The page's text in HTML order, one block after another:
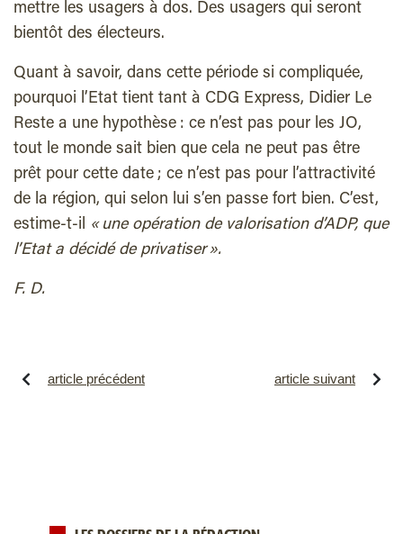
mettre les usagers à dos. Des usagers qui seront
bientôt des électeurs.
Quant à savoir, dans cette période si compliquée,
pourquoi l’Etat tient tant à CDG Express, Didier Le
Reste a une hypothèse : ce n’est pas pour les JO,
tout le monde sait bien que cela ne peut pas être
prêt pour cette date ; ce n’est pas pour l’attractivité
de la région, qui selon lui s’en passe fort bien. C’est,
estime-t-il « une opération de valorisation d’ADP, que
l’Etat a décidé de privatiser ».
F. D.
article précédent article suivant